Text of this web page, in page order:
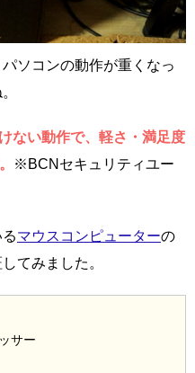
ソコンの動作が重くなっ
ない動作で、軽さ・満足度
※BCNセキュリティユー
マウスコンピューターの
てみました。
サー